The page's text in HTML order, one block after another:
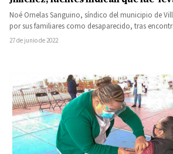
Noé Ornelas Sanguino, síndico del municipio de
por sus familiares como desaparecido, tras
27 de junio de 2022